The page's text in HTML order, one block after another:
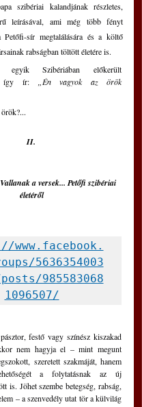
szibériai kalandjának részletes,
leírásával, ami még több fényt
Petőfi-sír megtalálására és a költő
rabságban töltött életére is.
egyik Szibériában előkerült
így ír:
„Én vagyok az örök
II.
a versek... Petőfi szibériai
életéről
www.facebook.
5636354003
985583068
1096507/
festő vagy színész kiszakad
nem hagyja el – mint megunt
szeretett szakmáját, hanem
a folytatásnak az új
is. Jöhet szembe betegség, rabság,
– a szenvedély utat tör a külvilág